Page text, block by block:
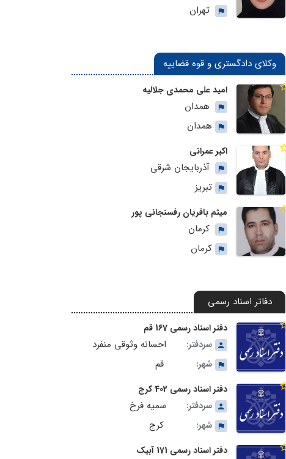
تهران
وکلای دادگستری و قوه قضاییه
امید علی محمدی جلالیه
همدان
همدان
اکبر عمرانی
آذربایجان شرقی
تبریز
میثم باقریان رفسنجانی پور
کرمان
کرمان
دفاتر اسناد رسمی
دفتر اسناد رسمی 167 قم
سردفتر:
احسانه وثوقی منفرد
شهر: قم
دفتر اسناد رسمی 402 کرج
سردفتر:
سمیه فرخ
شهر: کرج
دفتر اسناد رسمی 171 آبیک